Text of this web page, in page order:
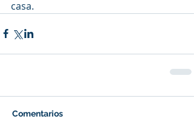
casa.
Comentarios